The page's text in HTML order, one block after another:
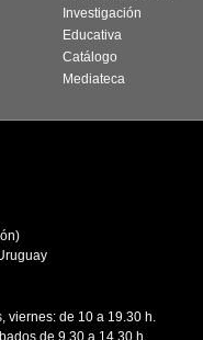
Investigación
Educativa
Catálogo
Mediateca
viernes: de 10 a 19.30 h.
de 9.30 a 14.30 h.